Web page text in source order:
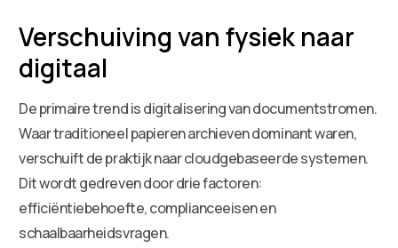
Verschuiving van fysiek naar
digitaal
De primaire trend is digitalisering van documentstromen.
Waar traditioneel papieren archieven dominant waren,
verschuift de praktijk naar cloudgebaseerde systemen.
Dit wordt gedreven door drie factoren:
efficiëntiebehoefte, complianceeisen en
schaalbaarheidsvragen.